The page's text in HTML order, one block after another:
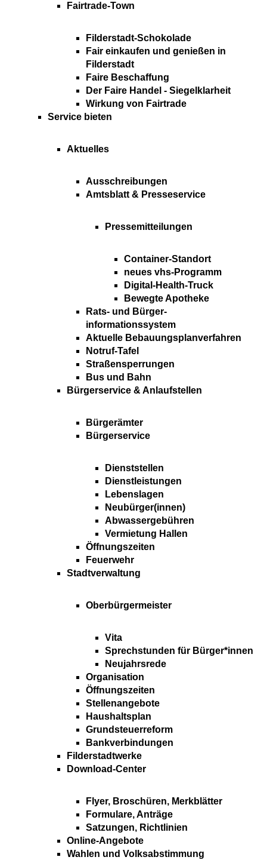
Fairtrade-Town
Filderstadt-Schokolade
Fair einkaufen und genießen in
Filderstadt
Faire Beschaffung
Der Faire Handel - Siegelklarheit
Wirkung von Fairtrade
Service bieten
Aktuelles
Ausschreibungen
Amtsblatt & Presseservice
Pressemitteilungen
Container-Standort
neues vhs-Programm
Digital-Health-Truck
Bewegte Apotheke
Rats- und Bürger-
informationssystem
Aktuelle Bebauungsplanverfahren
Notruf-Tafel
Straßensperrungen
Bus und Bahn
Bürgerservice & Anlaufstellen
Bürgerämter
Bürgerservice
Dienststellen
Dienstleistungen
Lebenslagen
Neubürger(innen)
Abwassergebühren
Vermietung Hallen
Öffnungszeiten
Feuerwehr
Stadtverwaltung
Oberbürgermeister
Vita
Sprechstunden für Bürger*innen
Neujahrsrede
Organisation
Öffnungszeiten
Stellenangebote
Haushaltsplan
Grundsteuerreform
Bankverbindungen
Filderstadtwerke
Download-Center
Flyer, Broschüren, Merkblätter
Formulare, Anträge
Satzungen, Richtlinien
Online-Angebote
Wahlen und Volksabstimmung